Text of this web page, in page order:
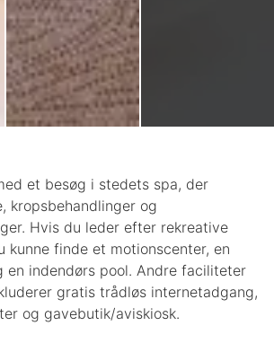
et besøg i stedets spa, der
kropsbehandlinger og
Hvis du leder efter rekreative
kunne finde et motionscenter, en
en indendørs pool. Andre faciliteter
gratis trådløs internetadgang,
og gavebutik/aviskiosk.